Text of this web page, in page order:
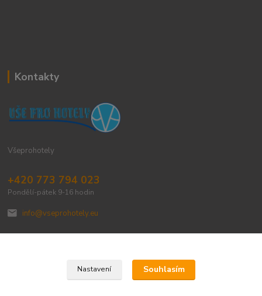
Kontakty
Všeprohotely
+420 773 794 023
Pondělí-pátek 9-16 hodin
info@vseprohotely.eu
Upravit sběr cookies.
Nastavení Souhlasím